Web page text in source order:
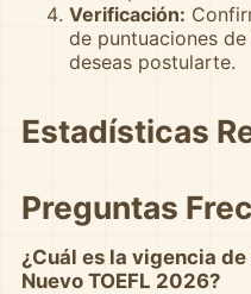
Verificación:
de puntuaciones
deseas postularte.
Estadísticas
Preguntas
¿Cuál es la vigencia
Nuevo TOEFL 2026?